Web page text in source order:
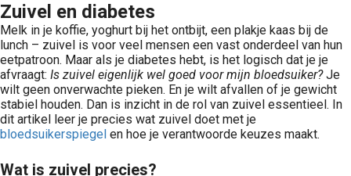
Zuivel en diabetes
Melk in je koffie, yoghurt bij het ontbijt, een plakje kaas bij de
lunch – zuivel is voor veel mensen een vast onderdeel van hun
eetpatroon. Maar als je diabetes hebt, is het logisch dat je je
afvraagt: Is zuivel eigenlijk wel goed voor mijn bloedsuiker?Je
wilt geen onverwachte pieken. En je wilt afvallen of je gewicht
stabiel houden. Dan is inzicht in de rol van zuivel essentieel. In
dit artikel leer je precies wat zuivel doet met je
bloedsuikerspiegel en hoe je verantwoorde keuzes maakt.
Wat is zuivel precies?